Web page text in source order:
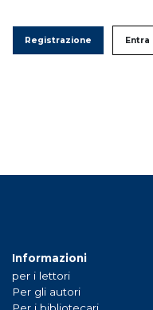
Registrazione Entra
Informazioni
per i lettori
Per gli autori